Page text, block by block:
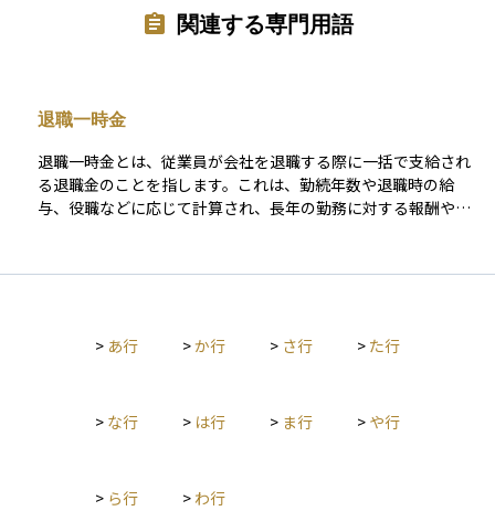
関連する専門用語
退職一時金
退職一時金とは、従業員が会社を退職する際に一括で支給され
る退職金のことを指します。これは、勤続年数や退職時の給
与、役職などに応じて計算され、長年の勤務に対する報酬や慰
額を受け取れるため、老後資金や住宅ローンの返済、投資の原
に大きな影響を与えるため、受け取ったあとの運用プランをし
> あ行 >か行 > さ行 > た行
> な行 > は行 > ま行 > や行
> ら行 > わ行